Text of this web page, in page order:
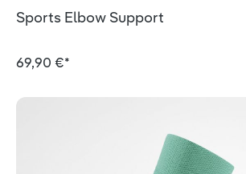
Durchschnittliche Bewertung von 5
Sports Elbow Support
69,90 €*